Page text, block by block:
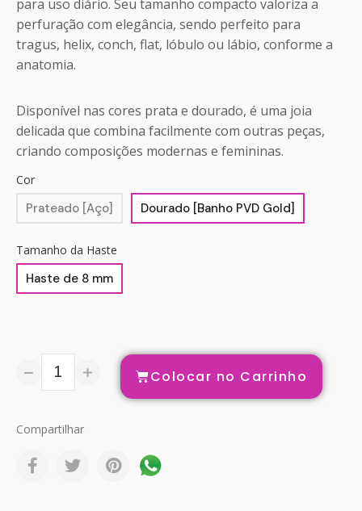
para uso diário. Seu tamanho compacto valoriza a
perfuração com elegância, sendo perfeito para
tragus, helix, conch, flat, lóbulo ou lábio, conforme a
anatomia.
Disponível nas cores prata e dourado, é uma joia
delicada que combina facilmente com outras peças,
criando composições modernas e femininas.
Cor
Prateado [Aço] Dourado [Banho PVD Gold]
Tamanho da Haste
Haste de 8 mm
Colocar no Carrinho
Compartilhar